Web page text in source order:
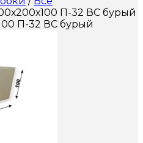
П-32 ВС бурый